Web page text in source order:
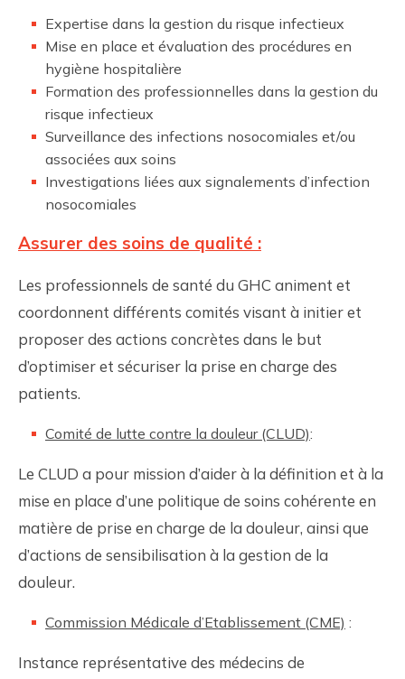
Expertise dans la gestion du risque infectieux
Mise en place et évaluation des procédures en
hygiène hospitalière
Formation des professionnelles dans la gestion du
risque infectieux
Surveillance des infections nosocomiales et/ou
associées aux soins
Investigations liées aux signalements d’infection
nosocomiales
Assurer des soins de qualité :
Les professionnels de santé du GHC animent et
coordonnent différents comités visant à initier et
proposer des actions concrètes dans le but
d’optimiser et sécuriser la prise en charge des
patients.
Comité de lutte contre la douleur (CLUD):
Le CLUD a pour mission d’aider à la définition et à la
mise en place d’une politique de soins cohérente en
matière de prise en charge de la douleur, ainsi que
d’actions de sensibilisation à la gestion de la
douleur.
Commission Médicale d’Etablissement (CME) :
Instance représentative des médecins de